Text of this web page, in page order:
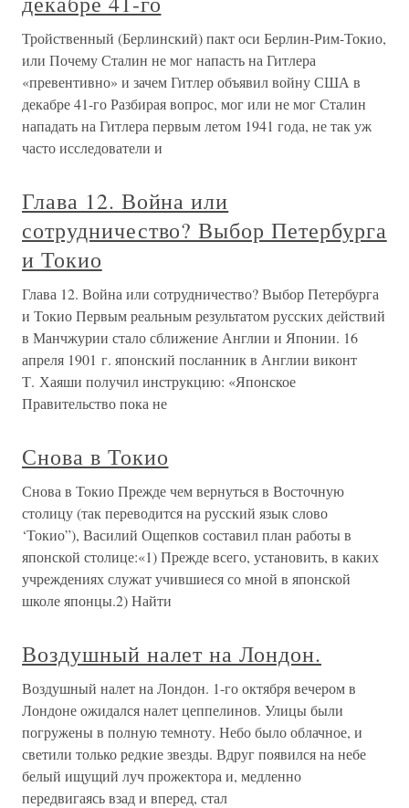
Тройственный (Берлинский) пакт оси Берлин-Рим-Токио,
или Почему Сталин не мог напасть на Гитлера
«превентивно» и зачем Гитлер объявил войну США в
декабре 41-го Разбирая вопрос, мог или не мог Сталин
нападать на Гитлера первым летом 1941 года, не так уж
часто исследователи и
Глава 12. Война или
сотрудничество? Выбор Петербурга
и Токио
Глава 12. Война или сотрудничество? Выбор Петербурга
и Токио Первым реальным результатом русских действий
в Манчжурии стало сближение Англии и Японии. 16
апреля 1901 г. японский посланник в Англии виконт
Т. Хаяши получил инструкцию: «Японское
Правительство пока не
Снова в Токио
Снова в Токио Прежде чем вернуться в Восточную
столицу (так переводится на русский язык слово
‘Токио”), Василий Ощепков составил план работы в
японской столице:«1) Прежде всего, установить, в каких
учреждениях служат учившиеся со мной в японской
школе японцы.2) Найти
Воздушный налет на Лондон.
Воздушный налет на Лондон. 1-го октября вечером в
Лондоне ожидался налет цеппелинов. Улицы были
погружены в полную темноту. Небо было облачное, и
светили только редкие звезды. Вдруг появился на небе
белый ищущий луч прожектора и, медленно
передвигаясь взад и вперед, стал